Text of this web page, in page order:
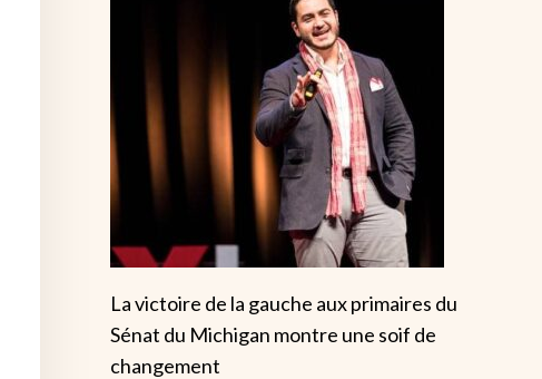
La victoire de la gauche aux primaires du
Sénat du Michigan montre une soif de
changement